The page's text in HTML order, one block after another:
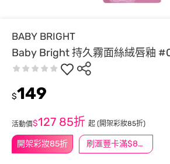
BABY BRIGHT
Baby Bright 持久霧面絲絨唇釉
開架彩妝85折 刷滙豐卡滿$888送3萬點
$149
活動價$127 85折 起 (開架彩妝85折)